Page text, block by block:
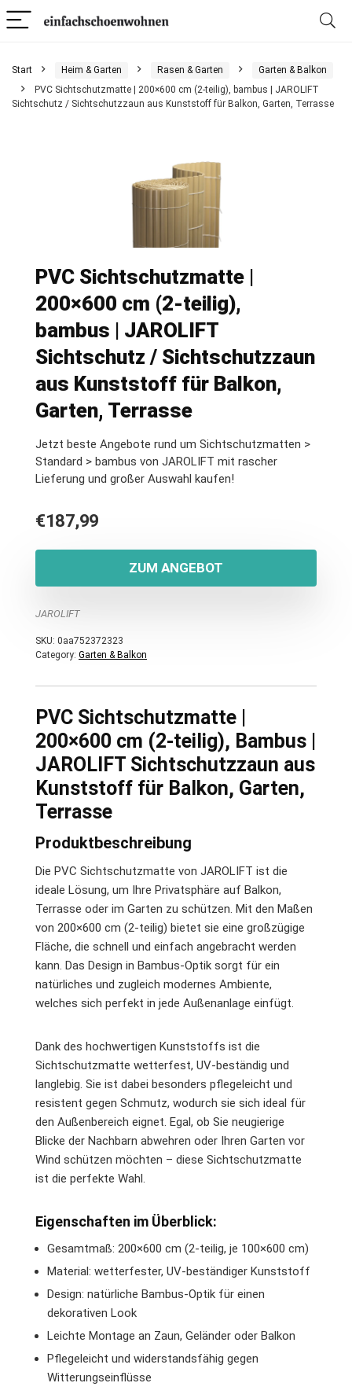
Start Heim & Garten Rasen & Garten
Garten & Balkon
PVC Sichtschutzmatte | 200×600 cm (2-teilig), bambus | JAROLIFT
Sichtschutz / Sichtschutzzaun aus Kunststoff für Balkon, Garten, Terrasse
PVC Sichtschutzmatte |
200×600 cm (2-teilig),
bambus | JAROLIFT
Sichtschutz / Sichtschutzzaun
aus Kunststoff für Balkon,
Garten, Terrasse
Jetzt beste Angebote rund um Sichtschutzmatten >
Standard > bambus von JAROLIFT mit rascher
Lieferung und großer Auswahl kaufen!
€187,99
ZUM ANGEBOT
JAROLIFT
SKU: 0aa752372323
Category: Garten & Balkon
PVC Sichtschutzmatte |
200×600 cm (2-teilig), Bambus |
JAROLIFT Sichtschutzzaun aus
Kunststoff für Balkon, Garten,
Terrasse
Produktbeschreibung
Die PVC Sichtschutzmatte von JAROLIFT ist die
ideale Lösung, um Ihre Privatsphäre auf Balkon,
Terrasse oder im Garten zu schützen. Mit den Maßen
von 200×600 cm (2-teilig) bietet sie eine großzügige
Fläche, die schnell und einfach angebracht werden
kann. Das Design in Bambus-Optik sorgt für ein
natürliches und zugleich modernes Ambiente,
welches sich perfekt in jede Außenanlage einfügt.
Dank des hochwertigen Kunststoffs ist die
Sichtschutzmatte wetterfest, UV-beständig und
langlebig. Sie ist dabei besonders pflegeleicht und
resistent gegen Schmutz, wodurch sie sich ideal für
den Außenbereich eignet. Egal, ob Sie neugierige
Blicke der Nachbarn abwehren oder Ihren Garten vor
Wind schützen möchten – diese Sichtschutzmatte
ist die perfekte Wahl.
Eigenschaften im Überblick:
Gesamtmaß: 200×600 cm (2-teilig, je 100×600 cm)
Material: wetterfester, UV-beständiger Kunststoff
Design: natürliche Bambus-Optik für einen
dekorativen Look
Leichte Montage an Zaun, Geländer oder Balkon
Pflegeleicht und widerstandsfähig gegen
Witterungseinflüsse